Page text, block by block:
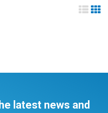
latest news and